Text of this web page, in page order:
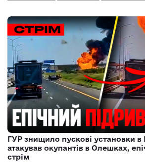
ГУР знищило пускові установки
атакував окупантів в Олешках,
стрім